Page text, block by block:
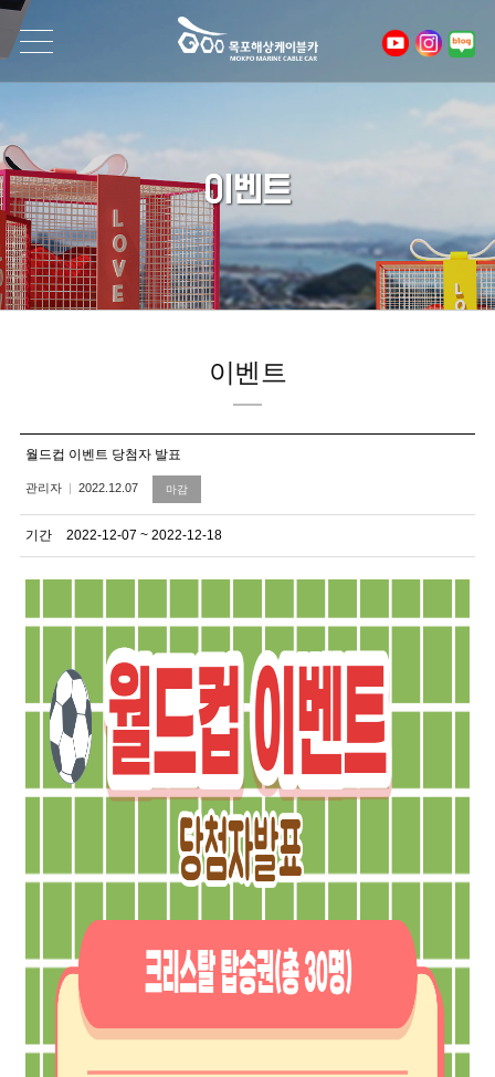
이벤트
이벤트
월드컵 이벤트 당첨자 발표
관리자 2022.12.07 마감
기간 2022-12-07 ~ 2022-12-18